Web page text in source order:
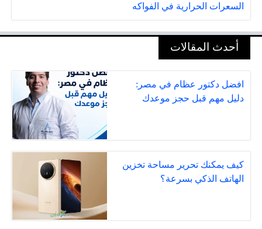
السعرات الحرارية في الفواكه
أحدث المقالات
افضل دكتور عظام في مصر:
دليل مهم قبل حجز موعدك
كيف يمكنك تحرير مساحة تخزين
الهاتف الذكي بسرعة؟